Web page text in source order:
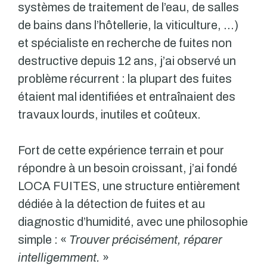
systèmes de traitement de l’eau, de salles
de bains dans l’hôtellerie, la viticulture, …)
et spécialiste en recherche de fuites non
destructive depuis 12 ans, j’ai observé un
problème récurrent : la plupart des fuites
étaient mal identifiées et entraînaient des
travaux lourds, inutiles et coûteux.
Fort de cette expérience terrain et pour
répondre à un besoin croissant, j’ai fondé
LOCA FUITES, une structure entièrement
dédiée à la détection de fuites et au
diagnostic d’humidité, avec une philosophie
simple : « Trouver précisément, réparer
intelligemment. »